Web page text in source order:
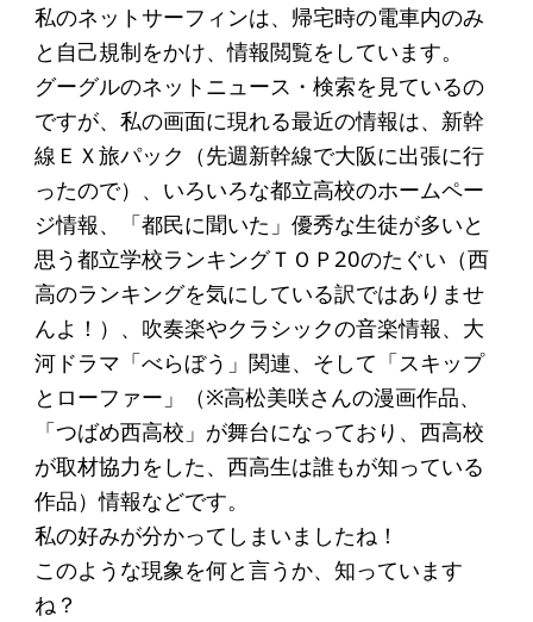
募集要項
ソーシャルビジネスとは
丸和育志会の考える
ソーシャルビジネス
受賞者一覧
ソーシャルビジネス研究会
研究会のねらい
研究会一覧
ELPASO会
ELPASO会とは
入会案内
会員限定ページ
私のネットサーフィンは、帰宅時の電車内のみ
と自己規制をかけ、情報閲覧をしています。
グーグルのネットニュース・検索を見ているの
ですが、私の画面に現れる最近の情報は、新幹
線ＥＸ旅パック（先週新幹線で大阪に出張に行
ったので）、いろいろな都立高校のホームペー
ジ情報、「都民に聞いた」優秀な生徒が多いと
思う都立学校ランキングＴＯＰ20のたぐい（西
高のランキングを気にしている訳ではありませ
んよ！）、吹奏楽やクラシックの音楽情報、大
河ドラマ「べらぼう」関連、そして「スキップ
とローファー」（※高松美咲さんの漫画作品、
「つばめ西高校」が舞台になっており、西高校
が取材協力をした、西高生は誰もが知っている
作品）情報などです。
私の好みが分かってしまいましたね！
このような現象を何と言うか、知っています
ね？